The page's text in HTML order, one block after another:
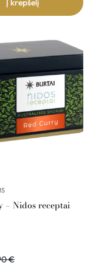
Į krepšelį
– Nidos receptai
€